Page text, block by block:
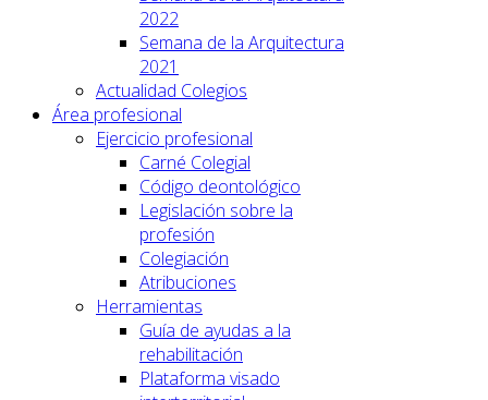
2022
Semana de la Arquitectura
2021
Actualidad Colegios
Área profesional
Ejercicio profesional
Carné Colegial
Código deontológico
Legislación sobre la
profesión
Colegiación
Atribuciones
Herramientas
Guía de ayudas a la
rehabilitación
Plataforma visado